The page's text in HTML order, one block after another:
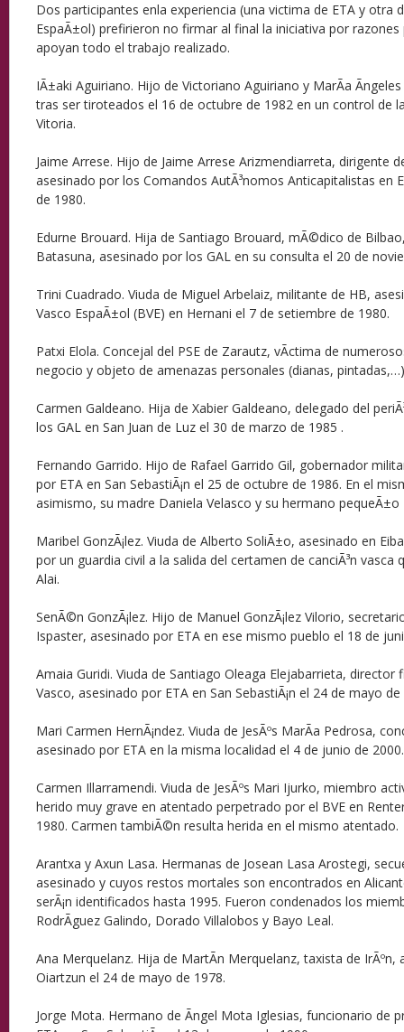
Dos participantes enla experiencia (una victima de ETA y otra
EspaÃ±ol) prefirieron no firmar al final la iniciativa por
apoyan todo el trabajo realizado.
IÃ±aki Aguiriano. Hijo de Victoriano Aguiriano y MarÃ­a
tras ser tiroteados el 16 de octubre de 1982 en un control de
Vitoria.
Jaime Arrese. Hijo de Jaime Arrese Arizmendiarreta, dirigente
asesinado por los Comandos AutÃ³nomos Anticapitalistas en
de 1980.
Edurne Brouard. Hija de Santiago Brouard, mÃ©dico de
Batasuna, asesinado por los GAL en su consulta el 20 de
Trini Cuadrado. Viuda de Miguel Arbelaiz, militante de HB,
Vasco EspaÃ±ol (BVE) en Hernani el 7 de setiembre de 1980.
Patxi Elola. Concejal del PSE de Zarautz, vÃ­ctima de
negocio y objeto de amenazas personales (dianas,
Carmen Galdeano. Hija de Xabier Galdeano, delegado del
los GAL en San Juan de Luz el 30 de marzo de 1985 .
Fernando Garrido. Hijo de Rafael Garrido Gil, gobernador
por ETA en San SebastiÃ¡n el 25 de octubre de 1986. En el
asimismo, su madre Daniela Velasco y su hermano pequeÃ±o
Maribel GonzÃ¡lez. Viuda de Alberto SoliÃ±o, asesinado en
por un guardia civil a la salida del certamen de canciÃ³n vasca
Alai.
SenÃ©n GonzÃ¡lez. Hijo de Manuel GonzÃ¡lez Vilorio,
Ispaster, asesinado por ETA en ese mismo pueblo el 18 de
Amaia Guridi. Viuda de Santiago Oleaga Elejabarrieta, director
Vasco, asesinado por ETA en San SebastiÃ¡n el 24 de mayo de
Mari Carmen HernÃ¡ndez. Viuda de JesÃºs MarÃ­a Pedrosa,
asesinado por ETA en la misma localidad el 4 de junio de 2000.
Carmen Illarramendi. Viuda de JesÃºs Mari Ijurko, miembro
herido muy grave en atentado perpetrado por el BVE en
1980. Carmen tambiÃ©n resulta herida en el mismo atentado.
Arantxa y Axun Lasa. Hermanas de Josean Lasa Arostegi,
asesinado y cuyos restos mortales son encontrados en
serÃ¡n identificados hasta 1995. Fueron condenados los
RodrÃ­guez Galindo, Dorado Villalobos y Bayo Leal.
Ana Merquelanz. Hija de MartÃ­n Merquelanz, taxista de IrÃºn,
Oiartzun el 24 de mayo de 1978.
Jorge Mota. Hermano de Ãngel Mota Iglesias, funcionario de